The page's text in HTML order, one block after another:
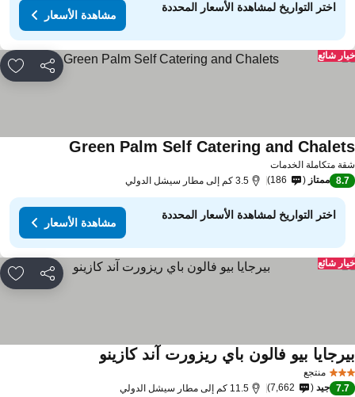
اختر التواريخ لمشاهدة الأسعار المحددة
مشاهدة الأسعار
مشاركة
شائع
متكاملة الخدمات
Green Palm Self Catering and
8.7 ممتاز 186 3.5 كم إلى مطار سيشل الدولي
اختر التواريخ لمشاهدة الأسعار المحددة
مشاهدة الأسعار
مشاركة
شائع
منتجع
بيو فالون باي ريزورت آند كازينو
7.7 جيد 7,662 11.5 كم إلى مطار سيشل الدولي